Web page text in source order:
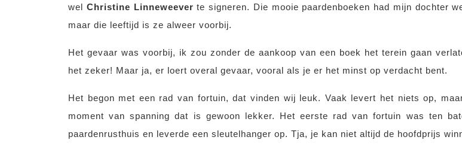
wel Christine Linneweever te signeren. Die mooie paardenboeken had mijn dochter
maar die leeftijd is ze alweer voorbij.
Het gevaar was voorbij, ik zou zonder de aankoop van een boek het terein gaan
het zeker! Maar ja, er loert overal gevaar, vooral als je er het minst op verdacht bent.
Het begon met een rad van fortuin, dat vinden wij leuk. Vaak levert het niets op,
moment van spanning dat is gewoon lekker. Het eerste rad van fortuin was ten
paardenrusthuis en leverde een sleutelhanger op. Tja, je kan niet altijd de hoofdprijs